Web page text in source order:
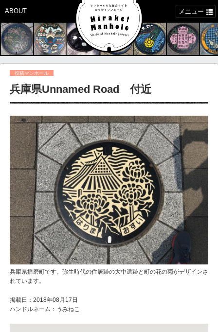
ABOUT メニュー
投稿マンホール
兵庫県Unnamed Road 付近
兵庫県播磨町です。弥生時代の住居跡の大中遺跡と町の花の菊がデザインさ
れています。
掲載日：2018年08月17日
ハンドルネーム：うみねこ